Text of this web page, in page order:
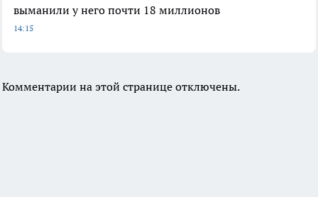
выманили у него почти 18 миллионов
14:15
Комментарии на этой странице отключены.